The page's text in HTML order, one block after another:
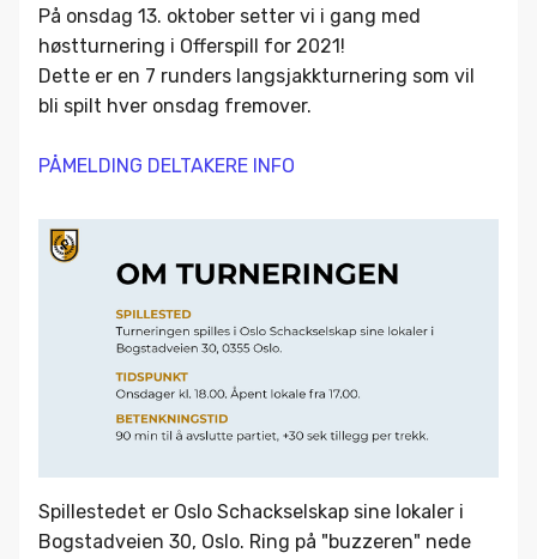
På onsdag 13. oktober setter vi i gang med
høstturnering i Offerspill for 2021!
Dette er en 7 runders langsjakkturnering som vil
bli spilt hver onsdag fremover.
PÅMELDING DELTAKERE INFO
Spillestedet er Oslo Schackselskap sine lokaler i
Bogstadveien 30, Oslo. Ring på "buzzeren" nede